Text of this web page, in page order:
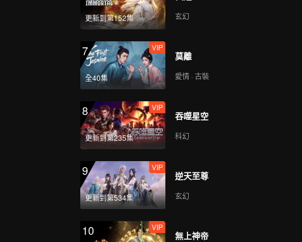
更新到第152集 玄幻
7
全40集
VIP
莫離
愛情 · 古裝
8
更新到第235集
VIP
吞噬星空
科幻
9
更新到第534集
VIP
逆天至尊
玄幻
10 VIP
無上神帝